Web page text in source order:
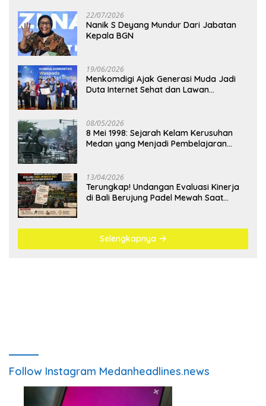
22/07/2026
Nanik S Deyang Mundur Dari Jabatan
Kepala BGN
19/06/2026
Menkomdigi Ajak Generasi Muda Jadi
Duta Internet Sehat dan Lawan
08/05/2026
8 Mei 1998: Sejarah Kelam Kerusuhan
Medan yang Menjadi Pembelajaran
13/04/2026
Terungkap! Undangan Evaluasi Kinerja
di Bali Berujung Padel Mewah Saat
Selengkapnya
Follow Instagram Medanheadlines.news